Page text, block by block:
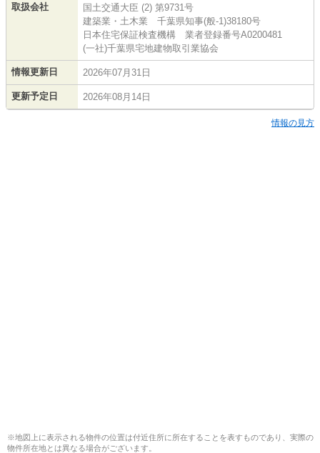
取扱会社
国土交通大臣 (2) 第9731号
建築業・土木業 千葉県知事(般-1)38180号
日本住宅保証検査機構 業者登録番号A0200481
(一社)千葉県宅地建物取引業協会
情報更新日 2026年07月31日
更新予定日 2026年08月14日
情報の見方
※地図上に表示される物件の位置は付近住所に所在することを表すものであり、実際の
物件所在地とは異なる場合がございます。